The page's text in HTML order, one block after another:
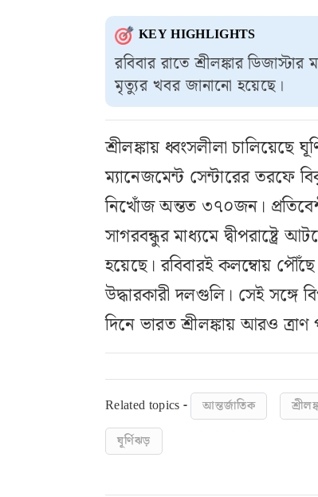
KEY HIGHLIGHTS
রবিবার রাতে শ্রীলঙ্কার
মৃত্যুর খবর জানানো হয়েছে।
শ্রীলঙ্কায় ধ্বংসলীলা চালিয়েছে
ম্যানেজমেন্ট সেন্টারের তরফে
নিখোঁজ অন্তত ৩৭০জন।
সাগরবন্ধুর মাধ্যমে
হয়েছে। রবিবারই কলম্বোয়
উদ্ধারকারী দলগুলি। সেই সঙ্গে
দিনে ভারত শ্রীলঙ্কায় আরও
Related topics - আন্তর্জাতিক
ঘূর্ণিঝড়